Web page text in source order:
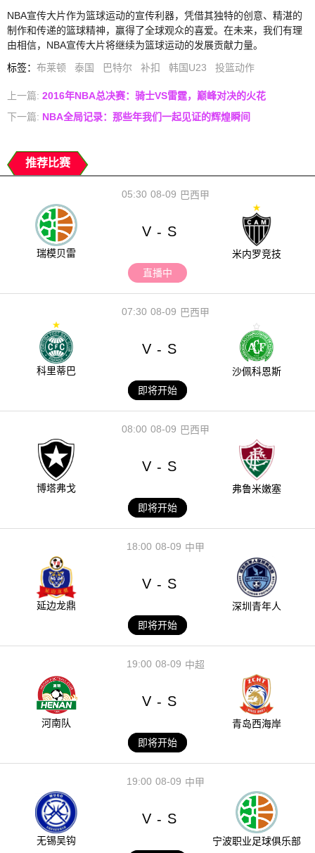
NBA宣传大片作为篮球运动的宣传利器，凭借其独特的创意、精湛的
制作和传递的篮球精神，赢得了全球观众的喜爱。在未来，我们有理
由相信，NBA宣传大片将继续为篮球运动的发展贡献力量。
标签： 布莱顿 泰国 巴特尔 补扣 韩国U23 投篮动作
上一篇: 2016年NBA总决赛：骑士VS雷霆，巅峰对决的火花
下一篇: NBA全局记录：那些年我们一起见证的辉煌瞬间
推荐比赛
08-09
05:30 巴西甲
瑞模贝雷
V - S
米内罗竞技
直播中
08-09
07:30 巴西甲
科里蒂巴
V - S
沙佩科恩斯
即将开始
08-09
08:00 巴西甲
博塔弗戈
V - S
弗鲁米嫩塞
即将开始
08-09
18:00 中甲
延边龙鼎
V - S
深圳青年人
即将开始
08-09
19:00 中超
河南队
V - S
青岛西海岸
即将开始
08-09
19:00 中甲
无锡吴钩
V - S
宁波职业足球俱乐部